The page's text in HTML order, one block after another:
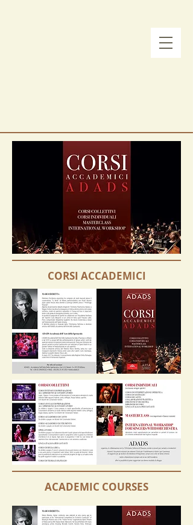
CORSI ACCADEMICI
ACADEMIC COURSES